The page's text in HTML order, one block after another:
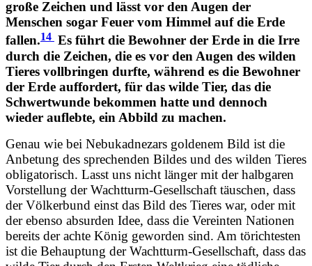
große Zeichen und lässt vor den Augen der
Menschen sogar Feuer vom Himmel auf die Erde
fallen.14 Es führt die Bewohner der Erde in die Irre
durch die Zeichen, die es vor den Augen des wilden
Tieres vollbringen durfte, während es die Bewohner
der Erde auffordert, für das wilde Tier, das die
Schwertwunde bekommen hatte und dennoch
wieder auflebte, ein Abbild zu machen.
Genau wie bei Nebukadnezars goldenem Bild ist die
Anbetung des sprechenden Bildes und des wilden Tieres
obligatorisch. Lasst uns nicht länger mit der halbgaren
Vorstellung der Wachtturm-Gesellschaft täuschen, dass
der Völkerbund einst das Bild des Tieres war, oder mit
der ebenso absurden Idee, dass die Vereinten Nationen
bereits der achte König geworden sind. Am törichtesten
ist die Behauptung der Wachtturm-Gesellschaft, dass das